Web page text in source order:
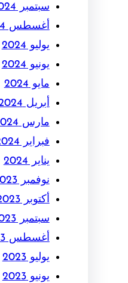
سبتمبر 2024
أغسطس 2024
يوليو 2024
يونيو 2024
مايو 2024
أبريل 2024
مارس 2024
فبراير 2024
يناير 2024
نوفمبر 2023
أكتوبر 2023
سبتمبر 2023
أغسطس 2023
يوليو 2023
يونيو 2023